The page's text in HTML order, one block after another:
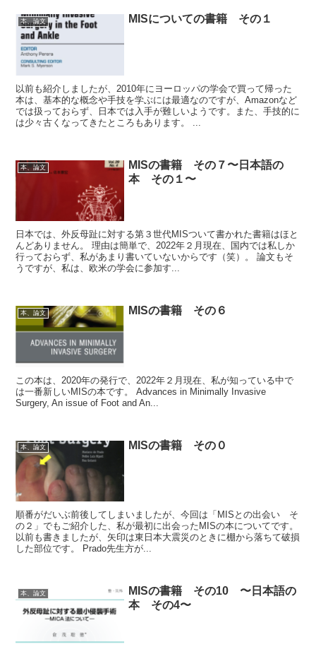
本、論文 MISについての書籍 その１
以前も紹介しましたが、2010年にヨーロッパの学会で買って帰った
本は、基本的な概念や手技を学ぶには最適なのですが、Amazonなど
では扱っておらず、日本では入手が難しいようです。また、手技的に
は少々古くなってきたところもあります。 ...
本、論文
MISの書籍 その７〜日本語の
本 その１〜
日本では、外反母趾に対する第３世代MISついて書かれた書籍はほと
んどありません。 理由は簡単で、2022年２月現在、国内では私しか
行っておらず、私があまり書いていないからです（笑）。 論文もそ
うですが、私は、欧米の学会に参加す...
本、論文 MISの書籍 その６
この本は、2020年の発行で、2022年２月現在、私が知っている中で
は一番新しいMISの本です。 Advances in Minimally Invasive
Surgery, An issue of Foot and An...
本、論文 MISの書籍 その０
順番がだいぶ前後してしまいましたが、今回は「MISとの出会い そ
の２」でもご紹介した、私が最初に出会ったMISの本についてです。
以前も書きましたが、矢印は東日本大震災のときに棚から落ちて破損
した部位です。 Prado先生方が...
本、論文
MISの書籍 その10 〜日本語の
本 その4〜